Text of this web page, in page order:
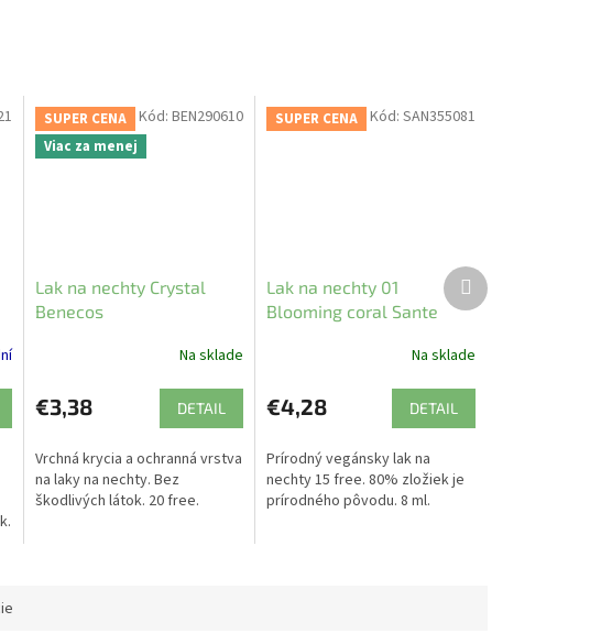
SUPER CENA
Viac za menej
Lak na nechty Crystal
Benecos
Na sklade
€3,38 DETAIL
Vrchná krycia a ochranná vrstva
na laky na nechty. Bez
škodlivých látok. 20 free.
Kód:BEN290610 SUPER CENA
Lak na nechty 01
Blooming coral Sante
Na sklade
€4,28 DETAIL
Prírodný vegánsky lak na
nechty 15 free. 80% zložiek je
prírodného pôvodu. 8 ml.
Kód: SAN355081
Ďalší
produkt